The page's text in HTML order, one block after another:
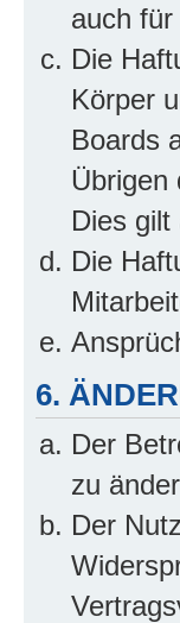
auch
Die
Körper
Boards
Übrigen
Dies
Die
6.
Der
zu
Der